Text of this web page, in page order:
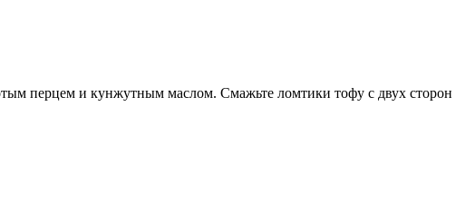
перцем и кунжутным маслом. Смажьте ломтики тофу с двух сторон